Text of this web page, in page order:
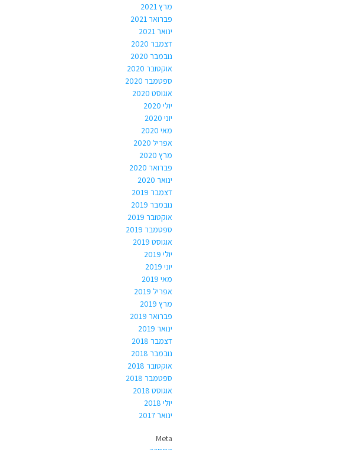
מרץ 2021
פברואר 2021
ינואר 2021
דצמבר 2020
נובמבר 2020
אוקטובר 2020
ספטמבר 2020
אוגוסט 2020
יולי 2020
יוני 2020
מאי 2020
אפריל 2020
מרץ 2020
פברואר 2020
ינואר 2020
דצמבר 2019
נובמבר 2019
אוקטובר 2019
ספטמבר 2019
אוגוסט 2019
יולי 2019
יוני 2019
מאי 2019
אפריל 2019
מרץ 2019
פברואר 2019
ינואר 2019
דצמבר 2018
נובמבר 2018
אוקטובר 2018
ספטמבר 2018
אוגוסט 2018
יולי 2018
ינואר 2017
Meta